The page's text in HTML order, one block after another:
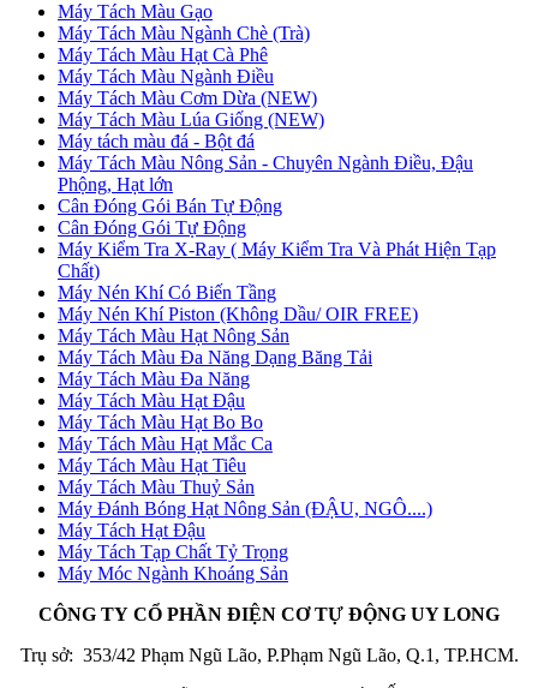
Máy Tách Màu Gạo
Máy Tách Màu Ngành Chè (Trà)
Máy Tách Màu Hạt Cà Phê
Máy Tách Màu Ngành Điều
Máy Tách Màu Cơm Dừa (NEW)
Máy Tách Màu Lúa Giống (NEW)
Máy tách màu đá - Bột đá
Máy Tách Màu Nông Sản - Chuyên Ngành Điều, Đậu
Phộng, Hạt lớn
Cân Đóng Gói Bán Tự Động
Cân Đóng Gói Tự Động
Máy Kiểm Tra X-Ray ( Máy Kiểm Tra Và Phát Hiện Tạp
Chất)
Máy Nén Khí Có Biến Tầng
Máy Nén Khí Piston (Không Dầu/ OIR FREE)
Máy Tách Màu Hạt Nông Sản
Máy Tách Màu Đa Năng Dạng Băng Tải
Máy Tách Màu Đa Năng
Máy Tách Màu Hạt Đậu
Máy Tách Màu Hạt Bo Bo
Máy Tách Màu Hạt Mắc Ca
Máy Tách Màu Hạt Tiêu
Máy Tách Màu Thuỷ Sản
Máy Đánh Bóng Hạt Nông Sản (ĐẬU, NGÔ....)
Máy Tách Hạt Đậu
Máy Tách Tạp Chất Tỷ Trọng
Máy Móc Ngành Khoáng Sản
CÔNG TY CỔ PHẦN ĐIỆN CƠ TỰ ĐỘNG UY LONG
Trụ sở: 353/42 Phạm Ngũ Lão, P.Phạm Ngũ Lão, Q.1, TP.HCM.